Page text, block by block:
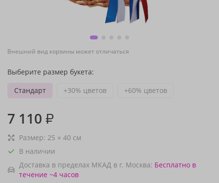
Внешний вид корзины может отличаться
Выберите размер букета:
Стандарт
+30% цветов +60% цветов
7 110 ₽
Размер: 25 × 40 см
В наличии
Доставка в пределах МКАД в г. Москва: Бесплатно в
течение ~4 часов